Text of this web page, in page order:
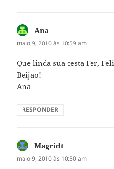
Ana
maio 9, 2010 às 10:59 am
Que linda sua cesta Fer,
Beijao!
Ana
RESPONDER
Magridt
maio 9, 2010 às 10:50 am